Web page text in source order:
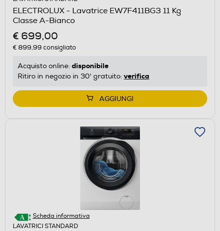
ELECTROLUX - Lavatrice EW7F411BG3 11 Kg
Classe A-Bianco
€ 699,00
€ 899,99 consigliato
Acquisto online: disponibile
Ritiro in negozio in 30' gratuito: verifica
AGGIUNGI
Scheda informativa
LAVATRICI STANDARD